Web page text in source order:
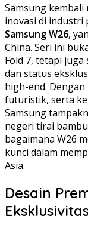
Samsung
inovasi di industri
Samsung W26,
China. Seri ini
Fold 7, tetapi
dan status
high-end.
futuristik, serta
Samsung
negeri tirai
bagaimana W26
kunci dalam
Asia.
Desain